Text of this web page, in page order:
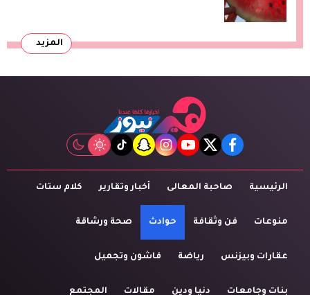
المزيد
facebook
twitter
youtube
instagram
snapchat
tiktok
الرئيسية صاحبة المعالى أخبار وتقارير كلام ستات
منوعات فن وثقافة حوادث صحة ورشاقة
عقارات وبيزنس رياضة فاشون وتجميل
بنات وجامعات دنيا ودين مقالات المجتمع